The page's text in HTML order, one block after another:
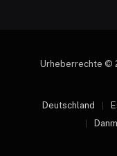
Urheberrechte ©
Deutschland